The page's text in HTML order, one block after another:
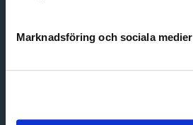
Marknadsföring och sociala medier